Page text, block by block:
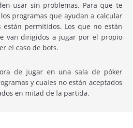
usar sin problemas. Para que te
programas que ayudan a calcular
están permitidos. Los que no están
van dirigidos a jugar por el propio
el caso de bots.
de jugar en una sala de póker
y cuales no están aceptados
en mitad de la partida.